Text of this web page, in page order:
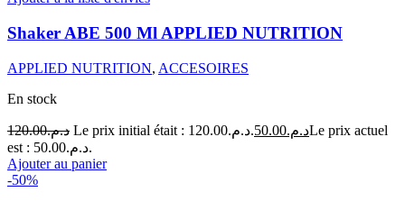
Shaker ABE 500 Ml APPLIED NUTRITION
APPLIED NUTRITION, ACCESOIRES
En stock
د.م.120.00 Le prix initial était : د.م.120.00. د.م.50.00
Le prix actuel
est : د.م.50.00.
Ajouter au panier
-50%